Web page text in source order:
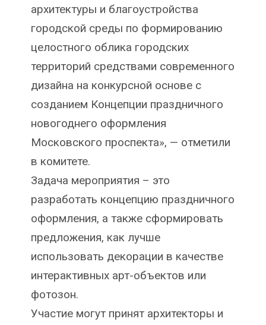
архитектуры и благоустройства
городской среды по формированию
целостного облика городских
территорий средствами современного
дизайна на конкурсной основе с
созданием Концепции праздничного
новогоднего оформления
Московского проспекта», — отметили
в комитете.
Задача мероприятия – это
разработать концепцию праздничного
оформления, а также сформировать
предложения, как лучше
использовать декорации в качестве
интерактивных арт-объектов или
фотозон.
Участие могут принят архитекторы и